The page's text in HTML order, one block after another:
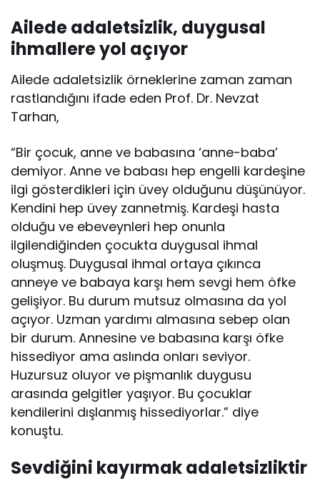
Ailede adaletsizlik, duygusal
ihmallere yol açıyor
Ailede adaletsizlik örneklerine zaman zaman
rastlandığını ifade eden Prof. Dr. Nevzat
Tarhan,
“Bir çocuk, anne ve babasına ‘anne-baba’
demiyor. Anne ve babası hep engelli kardeşine
ilgi gösterdikleri için üvey olduğunu düşünüyor.
Kendini hep üvey zannetmiş. Kardeşi hasta
olduğu ve ebeveynleri hep onunla
ilgilendiğinden çocukta duygusal ihmal
oluşmuş. Duygusal ihmal ortaya çıkınca
anneye ve babaya karşı hem sevgi hem öfke
gelişiyor. Bu durum mutsuz olmasına da yol
açıyor. Uzman yardımı almasına sebep olan
bir durum. Annesine ve babasına karşı öfke
hissediyor ama aslında onları seviyor.
Huzursuz oluyor ve pişmanlık duygusu
arasında gelgitler yaşıyor. Bu çocuklar
kendilerini dışlanmış hissediyorlar.” diye
konuştu.
Sevdiğini kayırmak adaletsizliktir